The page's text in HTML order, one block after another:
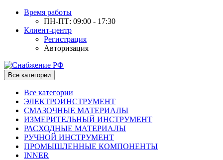
Время работы
ПН-ПТ: 09:00 - 17:30
Клиент-центр
Регистрация
Авторизация
Все категории
Все категории
ЭЛЕКТРОИНСТРУМЕНТ
СМАЗОЧНЫЕ МАТЕРИАЛЫ
ИЗМЕРИТЕЛЬНЫЙ ИНСТРУМЕНТ
РАСХОДНЫЕ МАТЕРИАЛЫ
РУЧНОЙ ИНСТРУМЕНТ
ПРОМЫШЛЕННЫЕ КОМПОНЕНТЫ
INNER